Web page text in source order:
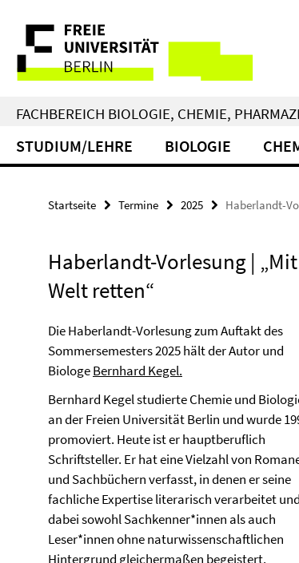
direkt
Inhalt
Service-
Navigation
FACHBEREICH BIOLOGIE, CHEMIE,
STUDIUM/LEHRE BIOLOGIE
Startseite Termine 2025 Haberlandt-
Haberlandt-Vorlesung |
Welt retten“
Die Haberlandt-Vorlesung zum Auftakt des
Sommersemesters 2025 hält der Autor und
BiologeBernhard Kegel.
Bernhard Kegel studierte Chemie und
an der Freien Universität Berlin und wurde
promoviert. Heute ist er hauptberuflich
Schriftsteller. Er hat eine Vielzahl von
und Sachbüchern verfasst, in denen er seine
fachliche Expertise literarisch verarbeitet und
dabei sowohl Sachkenner*innen als auch
Leser*innen ohne naturwissenschaftlichen
Hintergrund gleichermaßen begeistert.